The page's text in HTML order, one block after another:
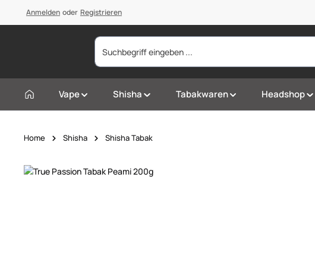
Zur Hauptnavigation springen
Anmelden oder Registrieren
Vape Shisha Tabakwaren Headshop
Home Shisha Shisha Tabak
Bildergalerie überspringen